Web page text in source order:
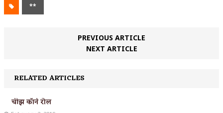
**
PREVIOUS ARTICLE
NEXT ARTICLE
RELATED ARTICLES
चीझ कॉर्न रोल